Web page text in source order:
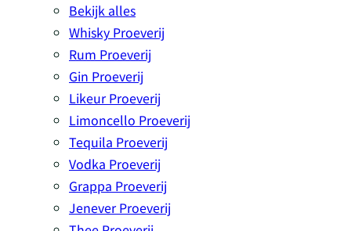
Bekijk alles
Whisky Proeverij
Rum Proeverij
Gin Proeverij
Likeur Proeverij
Limoncello Proeverij
Tequila Proeverij
Vodka Proeverij
Grappa Proeverij
Jenever Proeverij